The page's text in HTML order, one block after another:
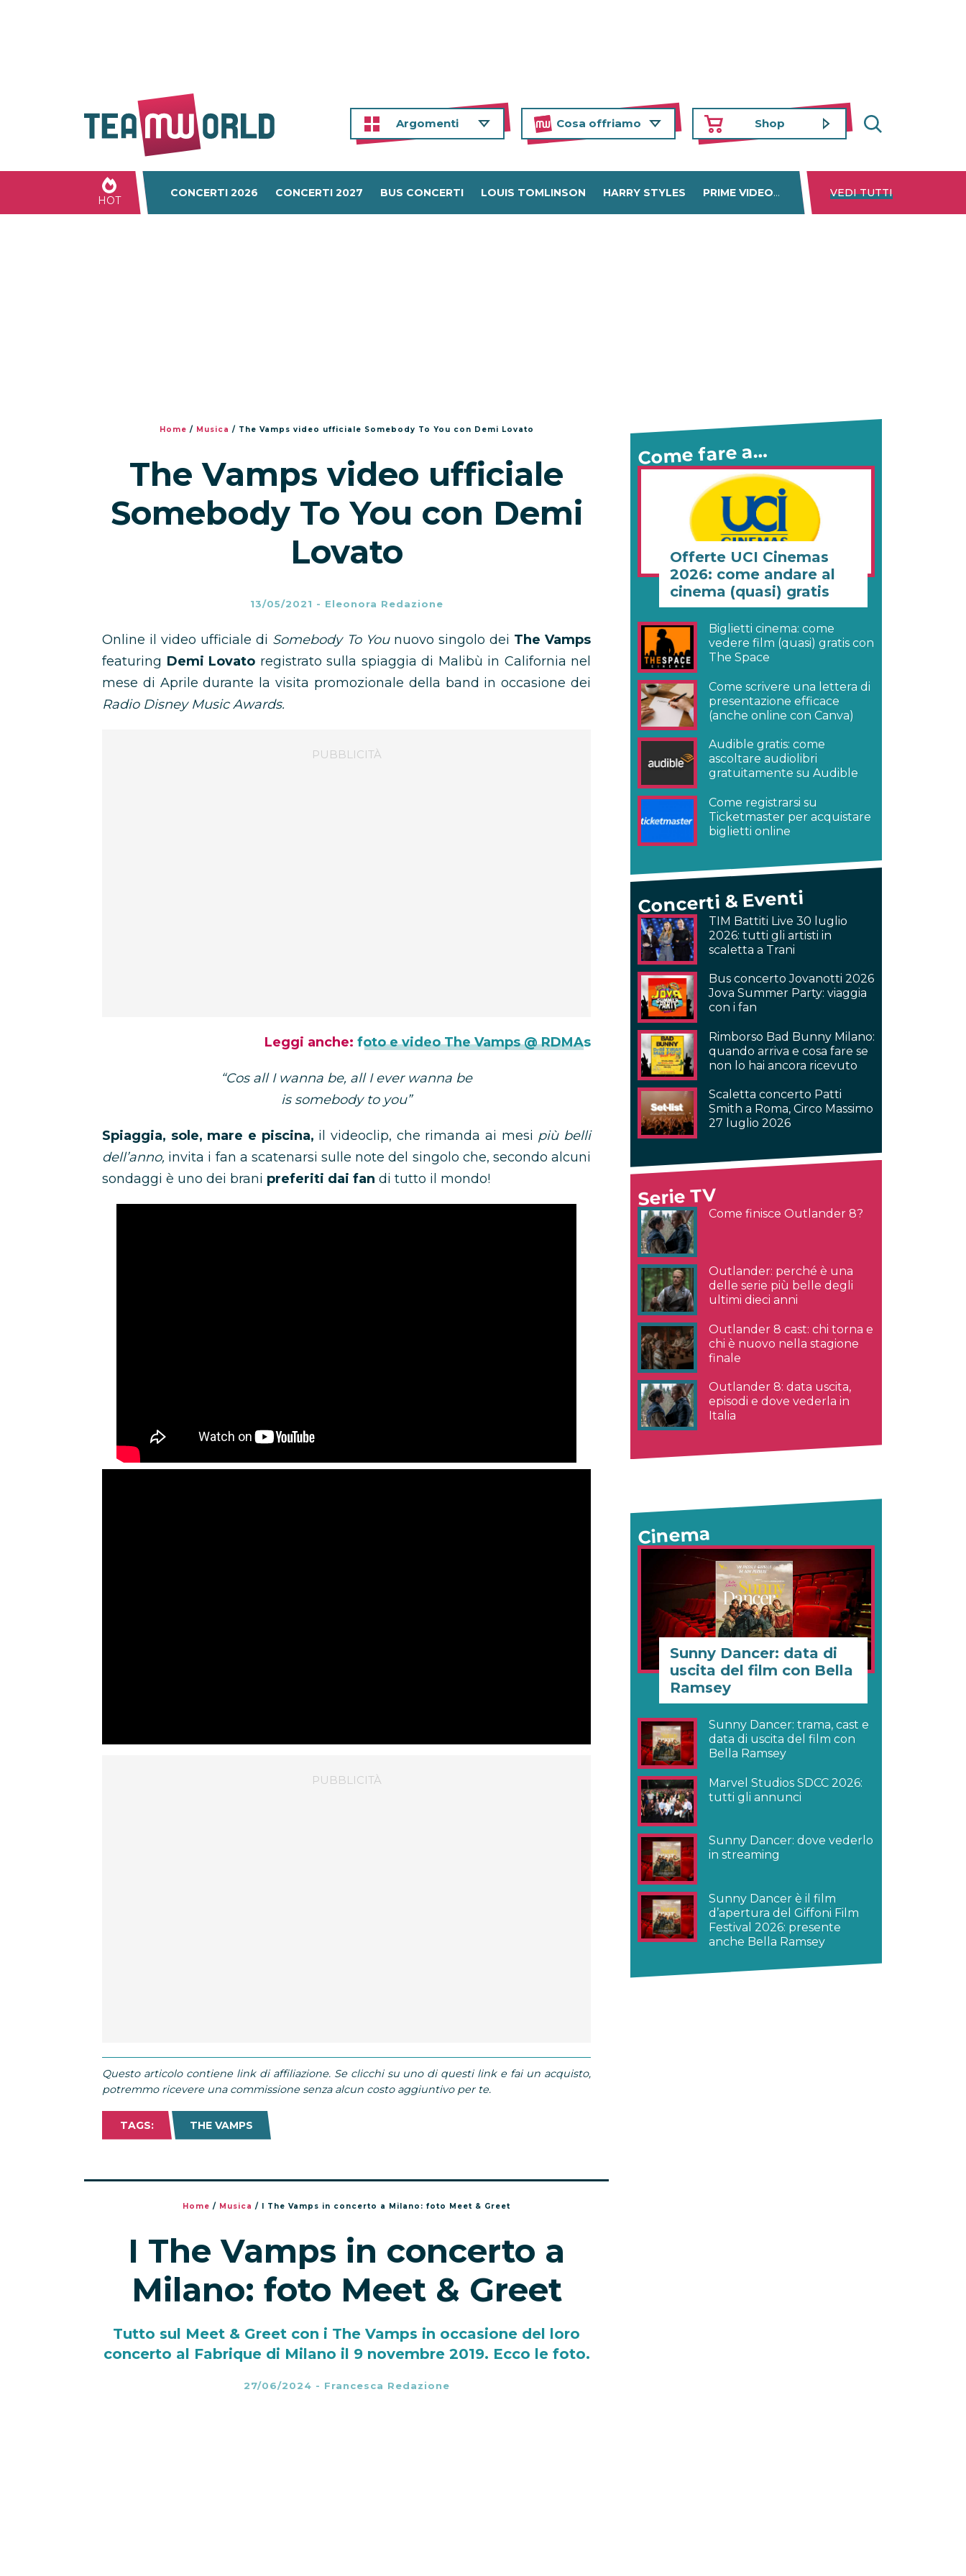
Argomenti Cosa offriamo Shop
HOT
CONCERTI 2026 CONCERTI 2027 BUS CONCERTI LOUIS TOMLINSON HARRY STYLES PRIME VIDEO DISNEY+ NETFLIX
VEDI TUTTI
Home / Musica / The Vamps video ufficiale Somebody To You con Demi Lovato
The Vamps video ufficiale
Somebody To You con Demi
Lovato
13/05/2021 - Eleonora Redazione
Online il video ufficiale di Somebody To Younuovo singolo dei The Vamps
featuring Demi Lovato registrato sulla spiaggia di Malibù in California nel
mese di Aprile durante la visita promozionale della band in occasione dei
Radio Disney Music Awards.
Leggi anche: foto e video The Vamps @ RDMAs
“Cos all I wanna be, all I ever wanna be
is somebody to you”
Spiaggia, sole, mare e piscina, il videoclip, che rimanda ai mesi più belli
dell’anno, invita i fan a scatenarsi sulle note del singolo che, secondo alcuni
sondaggi è uno dei brani preferiti dai fan di tutto il mondo!
Questo articolo contiene link di affiliazione. Se clicchi su uno di questi link e fai un acquisto,
potremmo ricevere una commissione senza alcun costo aggiuntivo per te.
TAGS: THE VAMPS
Home / Musica / I The Vamps in concerto a Milano: foto Meet & Greet
I The Vamps in concerto a
Milano: foto Meet & Greet
Tutto sul Meet & Greet con i The Vamps in occasione del loro
concerto al Fabrique di Milano il 9 novembre 2019. Ecco le foto.
27/06/2024 - Francesca Redazione
Come fare a…
Offerte UCI Cinemas
2026: come andare al
cinema (quasi) gratis
Biglietti cinema: come
vedere film (quasi) gratis con
The Space
Come scrivere una lettera di
presentazione efficace
(anche online con Canva)
Audible gratis: come
ascoltare audiolibri
gratuitamente su Audible
Come registrarsi su
Ticketmaster per acquistare
biglietti online
Concerti & Eventi
TIM Battiti Live 30 luglio
2026: tutti gli artisti in
scaletta a Trani
Bus concerto Jovanotti 2026
Jova Summer Party: viaggia
con i fan
Rimborso Bad Bunny Milano:
quando arriva e cosa fare se
non lo hai ancora ricevuto
Scaletta concerto Patti
Smith a Roma, Circo Massimo
27 luglio 2026
Serie TV
Come finisce Outlander 8?
Outlander: perché è una
delle serie più belle degli
ultimi dieci anni
Outlander 8 cast: chi torna e
chi è nuovo nella stagione
finale
Outlander 8: data uscita,
episodi e dove vederla in
Italia
Cinema
Sunny Dancer: data di
uscita del film con Bella
Ramsey
Sunny Dancer: trama, cast e
data di uscita del film con
Bella Ramsey
Marvel Studios SDCC 2026:
tutti gli annunci
Sunny Dancer: dove vederlo
in streaming
Sunny Dancer è il film
d’apertura del Giffoni Film
Festival 2026: presente
anche Bella Ramsey